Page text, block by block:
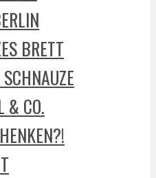
BRETT
& CO.